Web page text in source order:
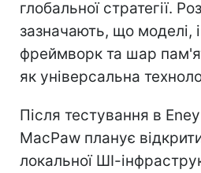
глобальної стратегії.
зазначають, що моделі,
фреймворк та шар
як універсальна
Після тестування в
MacPaw планує
локальної ШІ-